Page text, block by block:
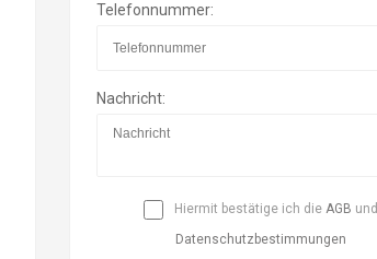
Telefonnummer:
Nachricht:
Hiermit bestätige ich die AGB und
Datenschutzbestimmungen